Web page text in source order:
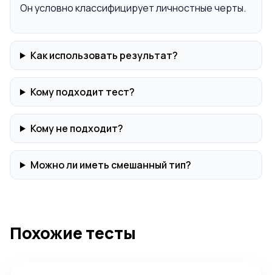
Он условно классифицирует личностные черты.
Как использовать результат?
Кому подходит тест?
Кому не подходит?
Можно ли иметь смешанный тип?
Похожие тесты